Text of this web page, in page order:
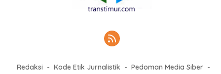
Redaksi Kode Etik Jurnalistik
Pedoman Media Siber